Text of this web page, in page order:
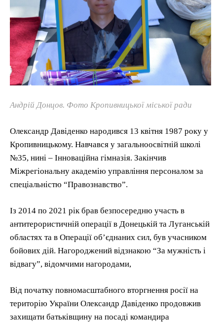
Андрій Донцов. Фото Кропивницької міської ради
Олександр Давіденко народився 13 квітня 1987 року у
Кропивницькому. Навчався у загальноосвітній школі
№35, нині – Інноваційна гімназія. Закінчив
Міжрегіональну академію управління персоналом за
спеціальністю “Правознавство”.
Із 2014 по 2021 рік брав безпосередню участь в
антитерористичній операції в Донецькій та Луганській
областях та в Операції об’єднаних сил, був учасником
бойових дій. Нагороджений відзнакою “За мужність і
відвагу”, відомчими нагородами,
Від початку повномасштабного вторгнення росії на
територію України Олександр Давіденко продовжив
захищати батьківщину на посаді командира